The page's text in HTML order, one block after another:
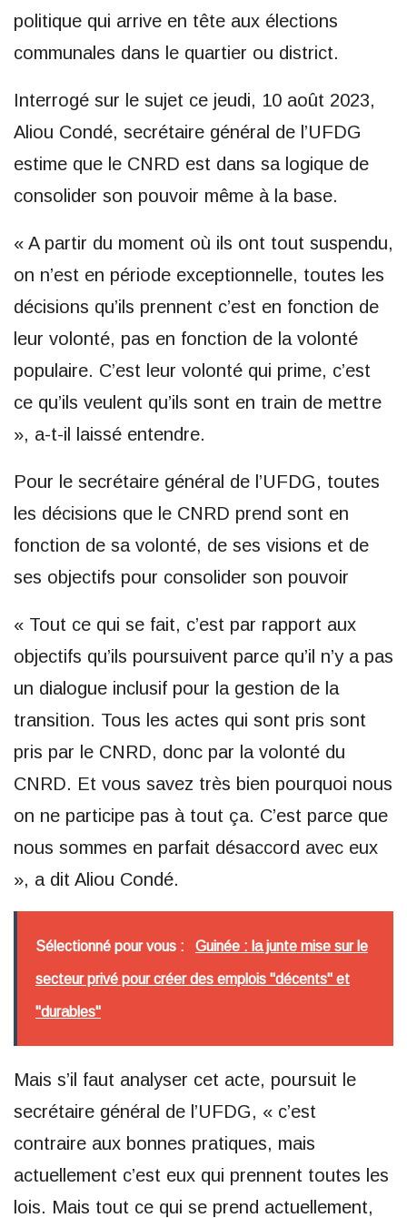
politique qui arrive en tête aux élections
communales dans le quartier ou district.
Interrogé sur le sujet ce jeudi, 10 août 2023,
Aliou Condé, secrétaire général de l’UFDG
estime que le CNRD est dans sa logique de
consolider son pouvoir même à la base.
« A partir du moment où ils ont tout suspendu,
on n’est en période exceptionnelle, toutes les
décisions qu’ils prennent c’est en fonction de
leur volonté, pas en fonction de la volonté
populaire. C’est leur volonté qui prime, c’est
ce qu’ils veulent qu’ils sont en train de mettre
», a-t-il laissé entendre.
Pour le secrétaire général de l’UFDG, toutes
les décisions que le CNRD prend sont en
fonction de sa volonté, de ses visions et de
ses objectifs pour consolider son pouvoir
« Tout ce qui se fait, c’est par rapport aux
objectifs qu’ils poursuivent parce qu’il n’y a pas
un dialogue inclusif pour la gestion de la
transition. Tous les actes qui sont pris sont
pris par le CNRD, donc par la volonté du
CNRD. Et vous savez très bien pourquoi nous
on ne participe pas à tout ça. C’est parce que
nous sommes en parfait désaccord avec eux
», a dit Aliou Condé.
Sélectionné pour vous : Guinée : la junte mise sur le
secteur privé pour créer des emplois "décents" et
"durables"
Mais s’il faut analyser cet acte, poursuit le
secrétaire général de l’UFDG, « c’est
contraire aux bonnes pratiques, mais
actuellement c’est eux qui prennent toutes les
lois. Mais tout ce qui se prend actuellement,